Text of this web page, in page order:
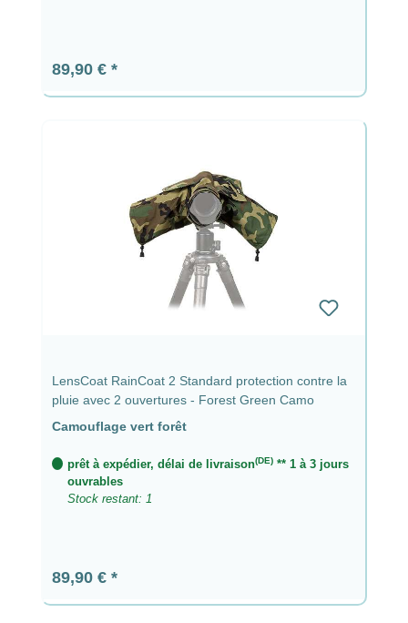
Prix régulier :
89,90 €
LensCoat RainCoat 2 Standard protection contre la
pluie avec 2 ouvertures - Forest Green Camo
Camouflage vert forêt
prêt à expédier, délai de livraison(DE)** 1 à 3 jours
ouvrables
Stock restant: 1
Prix régulier :
89,90 €